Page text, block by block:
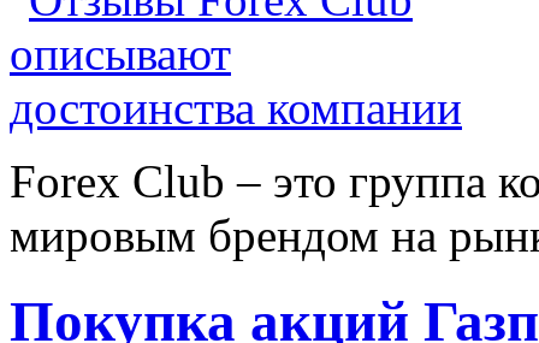
Forex Сlub – это группа
мировым брендом на
Покупка акций